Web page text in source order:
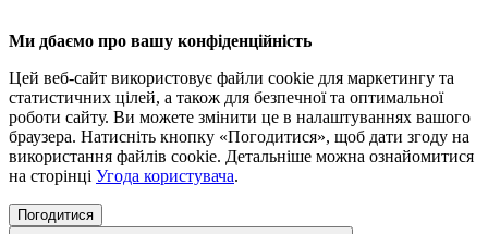
Ми дбаємо про вашу конфіденційність
Цей веб-сайт використовує файли cookie для маркетингу та
статистичних цілей, а також для безпечної та оптимальної
роботи сайту. Ви можете змінити це в налаштуваннях вашого
браузера. Натисніть кнопку «Погодитися», щоб дати згоду на
використання файлів cookie. Детальніше можна ознайомитися
на сторінці Угода користувача.
Погодитися